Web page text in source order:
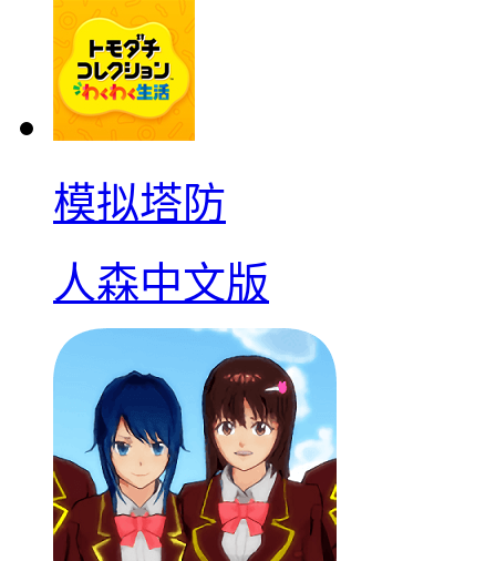
模拟塔防
人森中文版